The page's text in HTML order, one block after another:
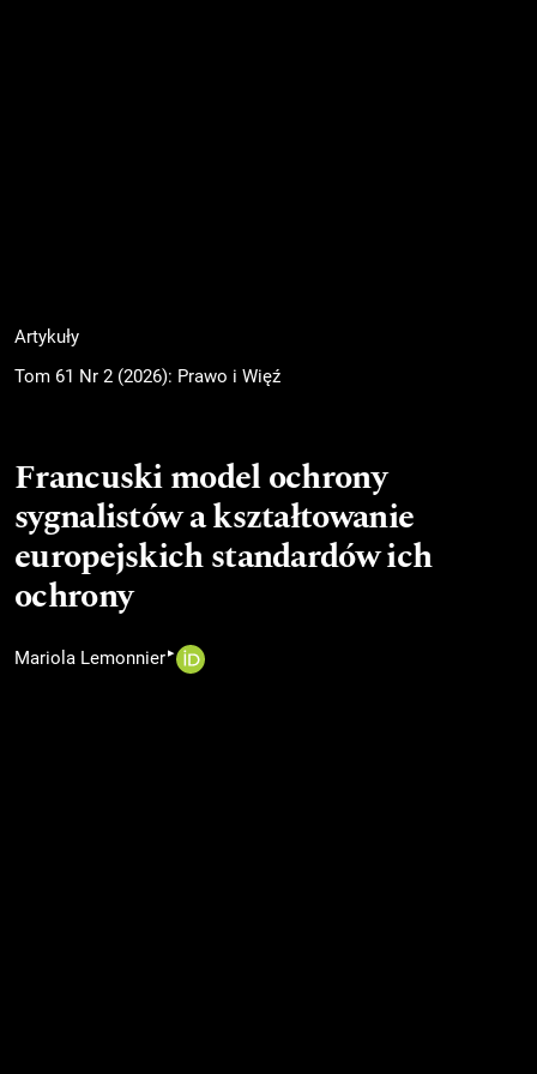
Artykuły
Tom 61 Nr 2 (2026): Prawo i Więź
Francuski model ochrony
sygnalistów a kształtowanie
europejskich standardów ich
ochrony
Mariola Lemonnier▸